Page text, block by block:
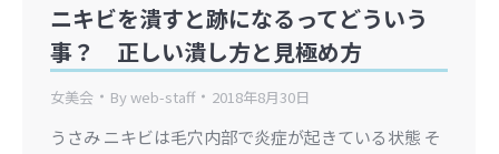
ニキビを潰すと跡になるってどういう
事？ 正しい潰し方と見極め方
女美会 Byweb-staff 2018年8月30日
うさみ ニキビは毛穴内部で炎症が起きている状態 そ